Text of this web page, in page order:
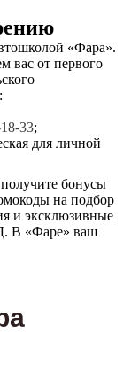
«Фара».
вас от первого
33;
для личной
бонусы
на подбор
и эксклюзивные
В «Фаре» ваш